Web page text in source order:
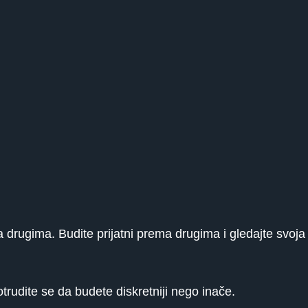
Budite prijatni prema drugima i gledajte svoja
se da budete diskretniji nego inače.